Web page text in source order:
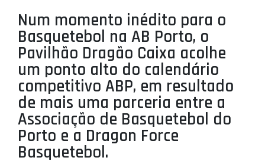
MINIBASQUETE
ÁREA TÉCNICA
PROJETOS
LIGA BETCLIC MASCULINA
LIGA BETCLIC FEMININA
Num momento inédito para o
Basquetebol na AB Porto, o
Pavilhão Dragão Caixa acolhe
um ponto alto do calendário
competitivo ABP, em resultado
de mais uma parceria entre a
Associação de Basquetebol do
Porto e a Dragon Force
Basquetebol.